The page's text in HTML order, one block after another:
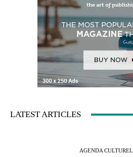
LATEST ARTICLES
AGENDA CULTUREL